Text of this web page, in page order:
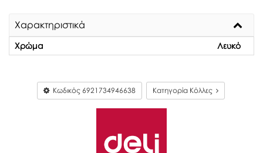
Χαρακτηριστικά
Χρώμα Λευκό
Κωδικός 6921734946638 Κατηγορία Κόλλες